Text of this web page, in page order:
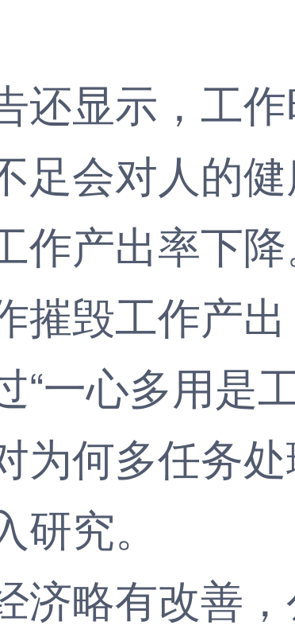
显示，工作
足会对人的
产出率下降
毁工作产出
心多用是
为何多任务
究。
略有改善，